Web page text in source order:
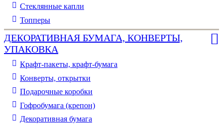
Стеклянные капли
Топперы
ДЕКОРАТИВНАЯ БУМАГА, КОНВЕРТЫ,
УПАКОВКА
Крафт-пакеты, крафт-бумага
Конверты, открытки
Подарочные коробки
Гофробумага (крепон)
Декоративная бумага